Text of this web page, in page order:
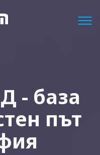
- база
път